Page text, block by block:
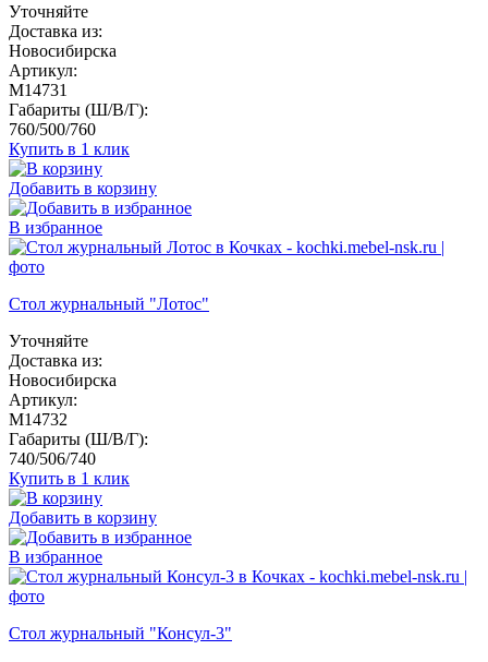
Уточняйте
Доставка из:
Новосибирска
Артикул:
M14731
Габариты (Ш/В/Г):
760/500/760
Купить в 1 клик
Добавить в корзину
В избранное
Стол журнальный "Лотос"
Уточняйте
Доставка из:
Новосибирска
Артикул:
M14732
Габариты (Ш/В/Г):
740/506/740
Купить в 1 клик
Добавить в корзину
В избранное
Стол журнальный "Консул-3"